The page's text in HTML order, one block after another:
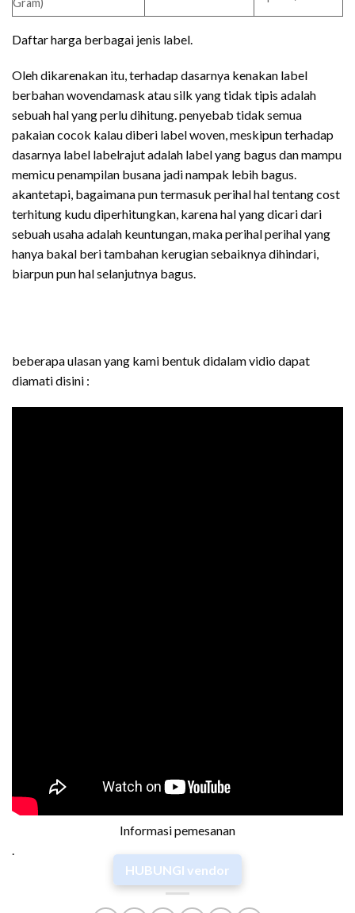
Daftar harga berbagai jenis label.
Oleh dikarenakan itu, terhadap dasarnya kenakan label
berbahan wovendamask atau silk yang tidak tipis adalah
sebuah hal yang perlu dihitung. penyebab tidak semua
pakaian cocok kalau diberi label woven, meskipun terhadap
dasarnya label labelrajut adalah label yang bagus dan mampu
memicu penampilan busana jadi nampak lebih bagus.
akantetapi, bagaimana pun termasuk perihal hal tentang cost
terhitung kudu diperhitungkan, karena hal yang dicari dari
sebuah usaha adalah keuntungan, maka perihal perihal yang
hanya bakal beri tambahan kerugian sebaiknya dihindari,
biarpun pun hal selanjutnya bagus.
beberapa ulasan yang kami bentuk didalam vidio dapat
diamati disini :
Informasi pemesanan
.
HUBUNGI vendor